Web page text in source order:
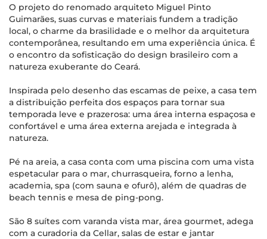
O projeto do renomado arquiteto Miguel Pinto
Guimarães, suas curvas e materiais fundem a tradição
local, o charme da brasilidade e o melhor da arquitetura
contemporânea, resultando em uma experiência única. É
o encontro da sofisticação do design brasileiro com a
natureza exuberante do Ceará.
Inspirada pelo desenho das escamas de peixe, a casa tem
a distribuição perfeita dos espaços para tornar sua
temporada leve e prazerosa: uma área interna espaçosa e
confortável e uma área externa arejada e integrada à
natureza.
Pé na areia, a casa conta com uma piscina com uma vista
espetacular para o mar, churrasqueira, forno a lenha,
academia, spa (com sauna e ofurô), além de quadras de
beach tennis e mesa de ping-pong.
São 8 suítes com varanda vista mar, área gourmet, adega
com a curadoria da Cellar, salas de estar e jantar